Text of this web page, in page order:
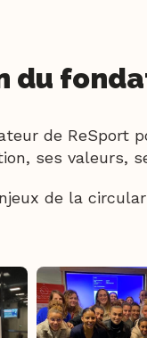
du
de ReSport
ses valeurs,
de la